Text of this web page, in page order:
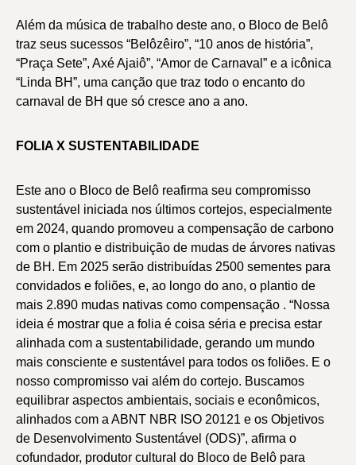
Além da música de trabalho deste ano, o Bloco de Belô
traz seus sucessos “Belôzêiro”, “10 anos de história”,
“Praça Sete”, Axé Ajaiô”, “Amor de Carnaval” e a icônica
“Linda BH”, uma canção que traz todo o encanto do
carnaval de BH que só cresce ano a ano.
FOLIA X SUSTENTABILIDADE
Este ano o Bloco de Belô reafirma seu compromisso
sustentável iniciada nos últimos cortejos, especialmente
em 2024, quando promoveu a compensação de carbono
com o plantio e distribuição de mudas de árvores nativas
de BH. Em 2025 serão distribuídas 2500 sementes para
convidados e foliões, e, ao longo do ano, o plantio de
mais 2.890 mudas nativas como compensação . “Nossa
ideia é mostrar que a folia é coisa séria e precisa estar
alinhada com a sustentabilidade, gerando um mundo
mais consciente e sustentável para todos os foliões. E o
nosso compromisso vai além do cortejo. Buscamos
equilibrar aspectos ambientais, sociais e econômicos,
alinhados com a ABNT NBR ISO 20121 e os Objetivos
de Desenvolvimento Sustentável (ODS)”, afirma o
cofundador, produtor cultural do Bloco de Belô para